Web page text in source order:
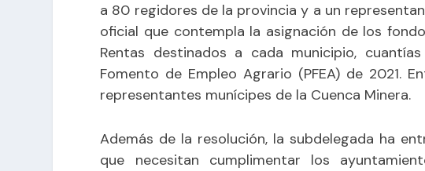
a 80 regidores de la provincia y a un
oficial que contempla la asignación de los
Rentas destinados a cada municipio,
Fomento de Empleo Agrario (PFEA) de 2021.
representantes munícipes de la Cuenca Minera.
Además de la resolución, la subdelegada ha
que necesitan cumplimentar los